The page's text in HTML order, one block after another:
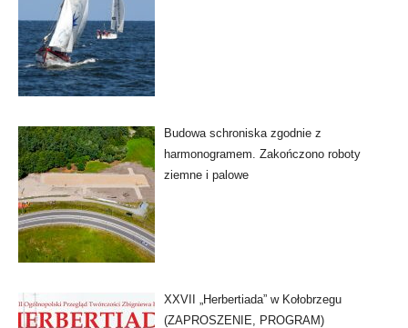
Budowa schroniska zgodnie z
harmonogramem. Zakończono roboty
ziemne i palowe
XXVII „Herbertiada” w Kołobrzegu
(ZAPROSZENIE, PROGRAM)